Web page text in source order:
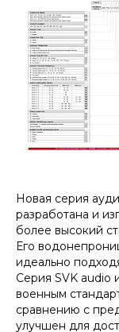
Новая серия
разработана и
более высокий
Его
идеально
Серия SVK audio
военным
сравнению с
улучшен для